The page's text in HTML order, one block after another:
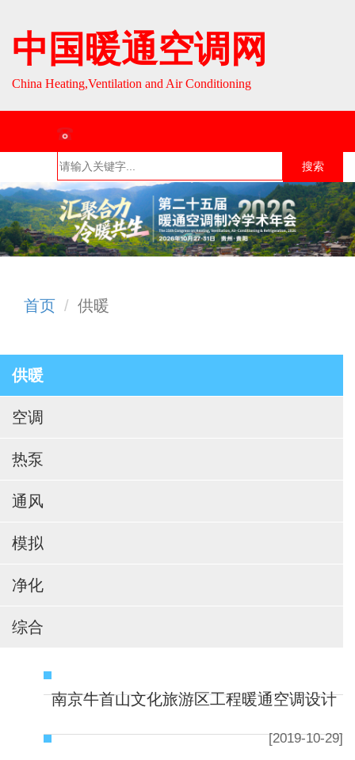
中国暖通空调网
China Heating,Ventilation and Air Conditioning
搜索
首页
组织介
绍
组织活
动
行业资
讯
English
首页 供暖
供暖
空调
热泵
通风
模拟
净化
综合
南京牛首山文化旅游区工程暖通空调设计
[2019-10-29]